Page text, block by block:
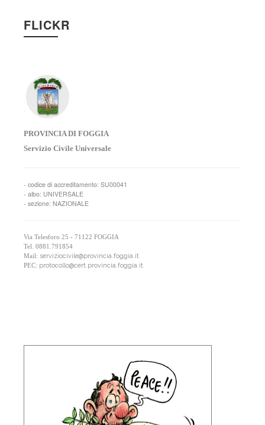
FLICKR
PROVINCIA DI FOGGIA
Servizio Civile Universale
- codice di accreditamento: SU00041
- albo: UNIVERSALE
- sezione: NAZIONALE
Via Telesforo 25 - 71122 FOGGIA
Tel. 0881.791854
Mail: serviziocivile@provincia.foggia.it
PEC: protocollo@cert.provincia.foggia.it